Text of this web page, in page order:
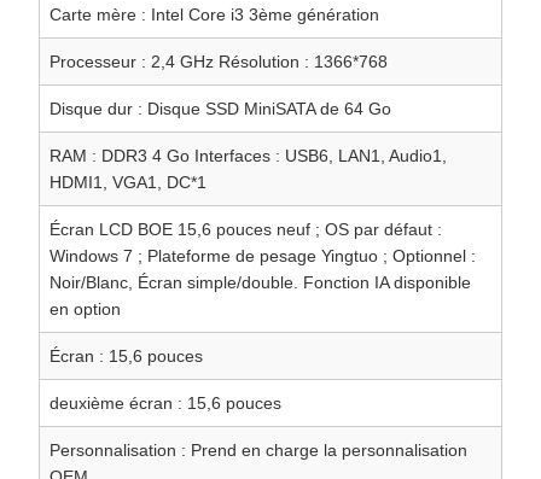
Carte mère : Intel Core i3 3ème génération
Processeur : 2,4 GHz Résolution : 1366*768
Disque dur : Disque SSD MiniSATA de 64 Go
RAM : DDR3 4 Go Interfaces : USB6, LAN1, Audio1,
HDMI1, VGA1, DC*1
Écran LCD BOE 15,6 pouces neuf ; OS par défaut :
Windows 7 ; Plateforme de pesage Yingtuo ; Optionnel :
Noir/Blanc, Écran simple/double. Fonction IA disponible
en option
Écran : 15,6 pouces
deuxième écran : 15,6 pouces
Personnalisation : Prend en charge la personnalisation